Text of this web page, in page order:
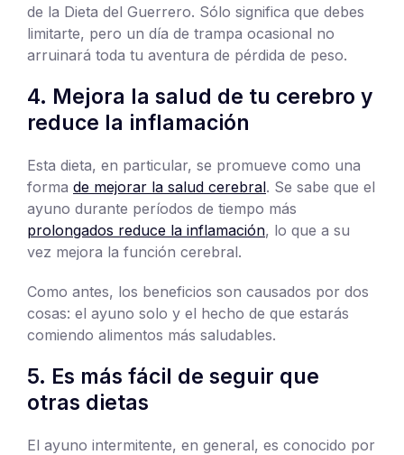
de la Dieta del Guerrero. Sólo significa que debes
limitarte, pero un día de trampa ocasional no
arruinará toda tu aventura de pérdida de peso.
4. Mejora la salud de tu cerebro y
reduce la inflamación
Esta dieta, en particular, se promueve como una
forma de mejorar la salud cerebral. Se sabe que el
ayuno durante períodos de tiempo más
prolongados reduce la inflamación, lo que a su
vez mejora la función cerebral.
Como antes, los beneficios son causados por dos
cosas: el ayuno solo y el hecho de que estarás
comiendo alimentos más saludables.
5. Es más fácil de seguir que
otras dietas
El ayuno intermitente, en general, es conocido por